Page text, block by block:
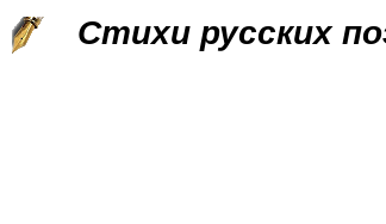
Стихи русских